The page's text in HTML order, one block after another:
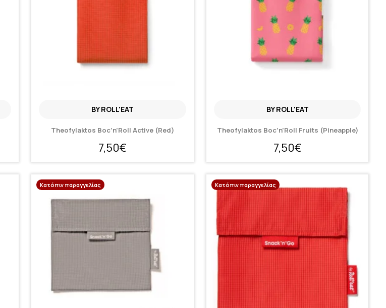
BY ROLL'EAT
Theofylaktos Boc’n’Roll Active (Red)
7,50€
BY ROLL'EAT
Theofylaktos Boc’n’Roll Fruits (Pineapple)
7,50€
Κατόπιν παραγγελίας Κατόπιν παραγγελίας